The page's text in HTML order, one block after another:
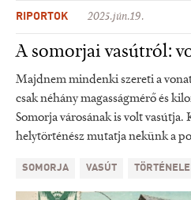
RIPORTOK 2025.jún.19.
A somorjai vasútról:
Majdnem mindenki szereti a
csak néhány magasságmérő és
Somorja városának is volt
helytörténész mutatja nekünk a
SOMORJA VASÚT